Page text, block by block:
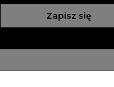
Zapisz się